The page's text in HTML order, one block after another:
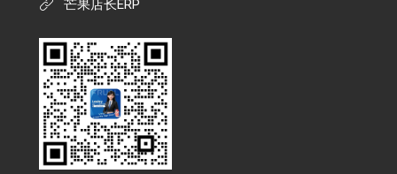
芒果店长ERP